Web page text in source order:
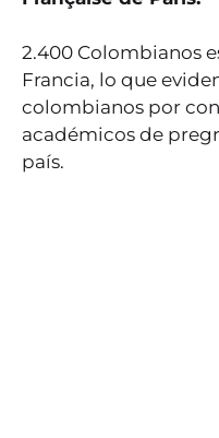
2.400 Colombianos
Francia, lo que
colombianos por
académicos de
país.